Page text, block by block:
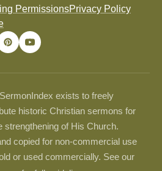
PermissionsPrivacy Policy
exists to freely
historic Christian sermons for
strengthening of His Church.
copied for non-commercial use
or used commercially. See our